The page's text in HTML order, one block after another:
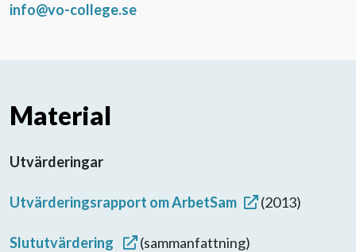
info@vo-college.se
Material
Utvärderingar
Utvärderingsrapport om ArbetSam (2013)
Slututvärdering (sammanfattning)